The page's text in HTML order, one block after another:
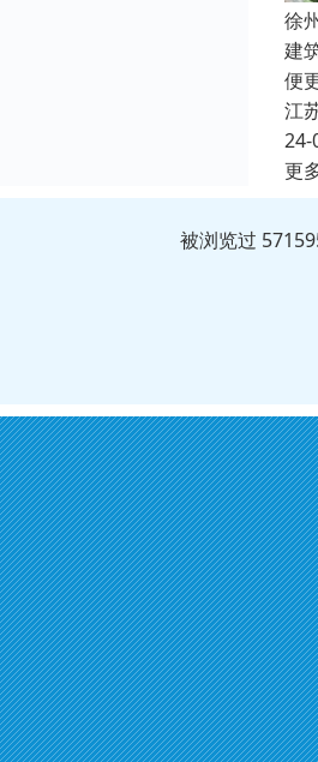
徐
建
便
江
24-
更
被浏览过